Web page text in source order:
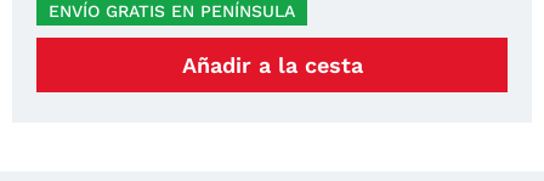
ENVÍO GRATIS EN PENÍNSULA
Añadir a la cesta